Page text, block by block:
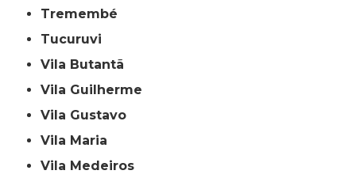
Tremembé
Tucuruvi
Vila Butantã
Vila Guilherme
Vila Gustavo
Vila Maria
Vila Medeiros